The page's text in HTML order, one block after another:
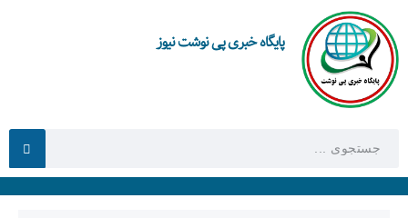
پایگاه خبری پی نوشت نیوز